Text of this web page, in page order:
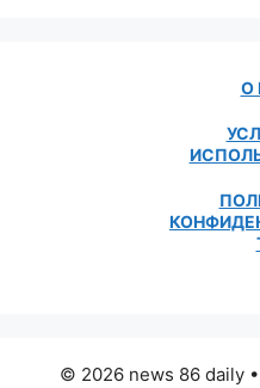
О
© 2026 news 86 daily